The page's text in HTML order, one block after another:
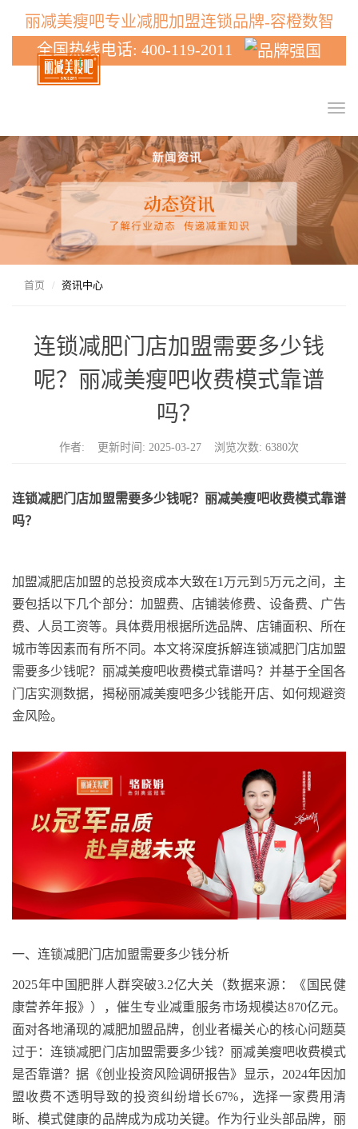
丽减美瘦吧专业减肥加盟连锁品牌-容橙数智
全国热线电话: 400-119-2011
T
g
g
n
v
首页 资讯中心
连锁减肥门店加盟需要多少钱
呢？丽减美瘦吧收费模式靠谱
吗？
作者: 更新时间: 2025-03-27 浏览次数: 6380次
连锁减肥门店加盟需要多少钱呢？ 丽减美瘦吧收费模式靠谱
吗？
加盟减肥店加盟 的总投资成本大致在1万元到 5万元之间 ，主
要包括以下几个部分：加盟费、店铺装修费、设备费、广告
费、人员工资等。具体费用根据所选品牌、店铺面积、所在
城市等因素而有所不同。 本文将深度拆解连锁减肥门店加盟
需要多少钱呢？丽减美瘦吧收费模式靠谱吗？ 并基于全国各
门店实测数据，揭秘丽减美瘦吧多少钱能开店、如何规避资
金风险。
一、连锁减肥门店加盟需要多少钱分析
2025年中国肥胖人群突破3.2亿大关（数据来源：《国民健
康营养年报》），催生专业减重服务市场规模达870亿元。
面对各地涌现的减肥加盟品牌，创业者樶关心的核心问题莫
过于：连锁减肥门店加盟需要多少钱？丽减美瘦吧收费模式
是否靠谱？据《创业投资风险调研报告》显示， 2024年因加
盟收费不透明导致的投资纠纷增长67%，选择一家费用清
晰、模式健康的品牌成为成功关键。作为行业头部品牌，丽